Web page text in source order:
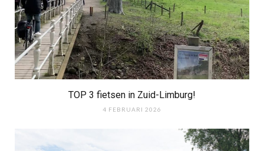
TOP 3 fietsen in Zuid-Limburg!
4 FEBRUARI 2026